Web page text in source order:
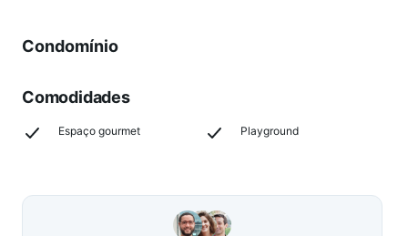
Condomínio
Comodidades
Espaço gourmet Playground